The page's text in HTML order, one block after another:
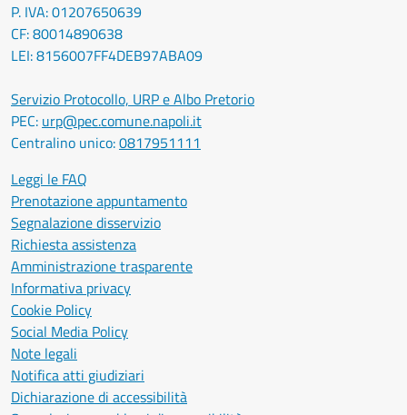
P. IVA: 01207650639
CF: 80014890638
LEI: 8156007FF4DEB97ABA09
Servizio Protocollo, URP e Albo Pretorio
PEC: urp@pec.comune.napoli.it
Centralino unico:0817951111
Leggi le FAQ
Prenotazione appuntamento
Segnalazione disservizio
Richiesta assistenza
Amministrazione trasparente
Informativa privacy
Cookie Policy
Social Media Policy
Note legali
Notifica atti giudiziari
Dichiarazione di accessibilità